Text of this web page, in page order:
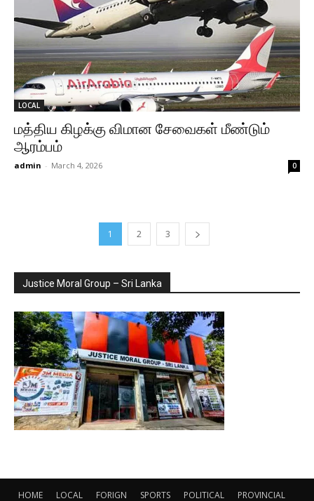
LOCAL
மத்திய கிழக்கு விமான சேவைகள் மீண்டும்
ஆரம்பம்
admin - March 4, 2026 0
1 2 3
Justice Moral Group – Sri Lanka
HOME LOCAL FORIGN SPORTS POLITICAL PROVINCIAL